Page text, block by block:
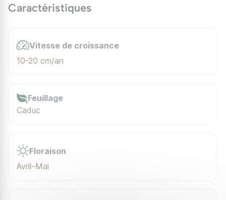
Caractéristiques
Vitesse de croissance
10-20 cm/an
Feuillage
Caduc
Floraison
Avril–Mai